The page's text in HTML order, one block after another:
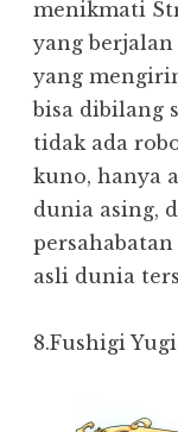
menikmati
yang
yang
bisa dibilang
tidak ada
kuno, hanya
dunia asing,
asli dunia
8.Fushigi Yugi